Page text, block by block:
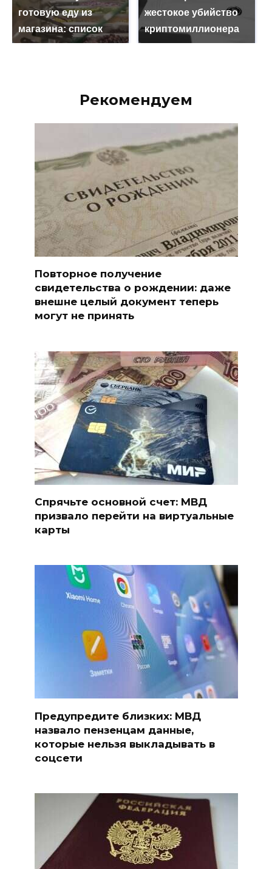
готовую еду из
магазина: список
жестокое убийство
криптомиллионера
Рекомендуем
Повторное получение
свидетельства о рождении: даже
внешне целый документ теперь
могут не принять
Спрячьте основной счет: МВД
призвало перейти на виртуальные
карты
Предупредите близких: МВД
назвало пензенцам данные,
которые нельзя выкладывать в
соцсети